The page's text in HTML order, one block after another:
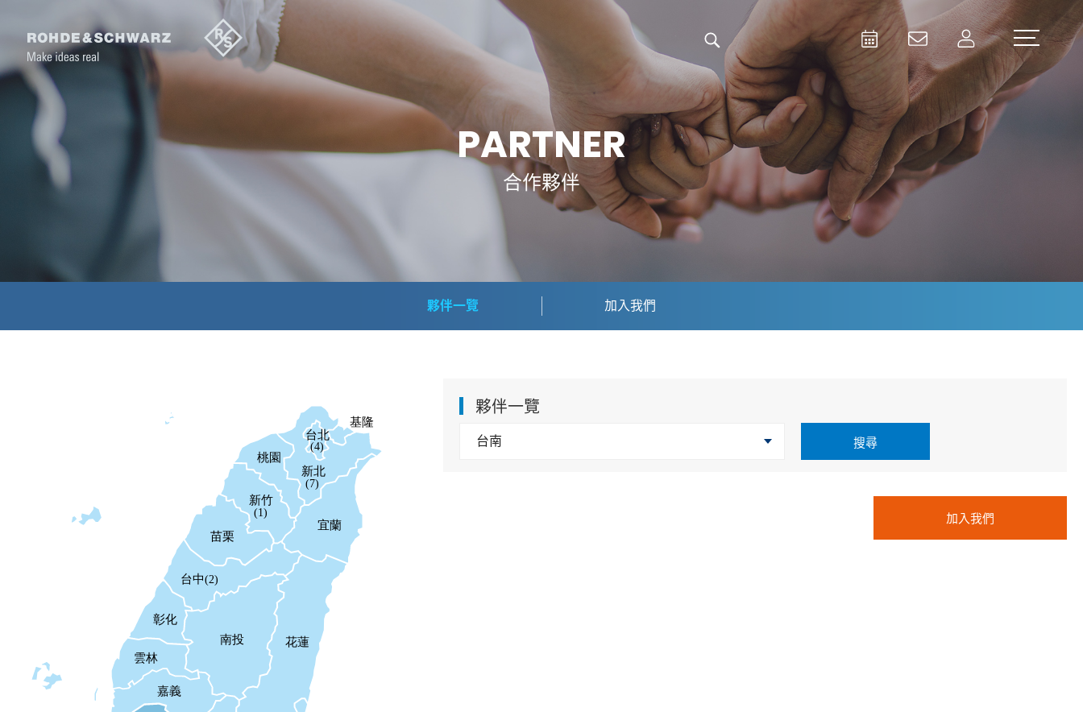
Activities
Contact Us
Member
Test and Measurement
Aerospace | Defense | Security
Broadcast and Media
PARTNER
合作夥伴
夥伴一覽 加入我們
台北
(4)
基隆
新北
(7)
宜蘭
新竹
(1)
桃園
苗栗
台中(2)
彰化
南投
嘉義
雲林
花蓮
夥伴一覽
搜尋
加入我們